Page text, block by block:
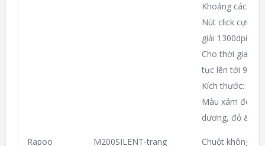
Khoảng cách
Nút click cực
giải 1300dpi.
Cho thời gian
tục lên tới 9
Kích thước:
Màu xám đen,
dương, đỏ &
Rapoo M200SILENT-trang
Chuột không